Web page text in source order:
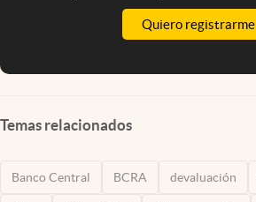
Quiero registrarme
Temas relacionados
Banco Central BCRA devaluación